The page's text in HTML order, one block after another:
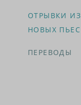
ОТРЫВКИ ИЗ
НОВЫХ ПЬЕС
ПЕРЕВОДЫ